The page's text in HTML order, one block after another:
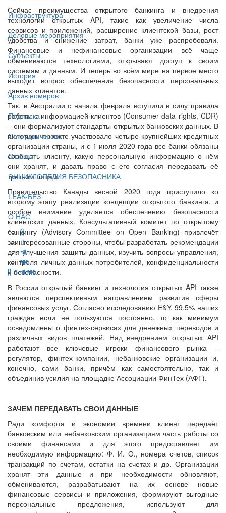
Инфраструктура
Деловые мероприятия
Субъекты
История
Архив номеров
Подписка
Сотрудничество
Отзывы
ЭНЦИКЛОПЕДИЯ БЕЗОПАСНИКА
LEAK-БЕЗ
О НАС
Сейчас преимущества открытого банкинга и внедрения
технологии открытых API, такие как увеличение числа
сервисов и приложений, расширение клиентской базы, рост
удобства и снижение затрат, банки уже распробовали.
Финансовые и нефинансовые организации всё чаще
обмениваются технологиями, открывают доступ к своим
системам и данным. И теперь во всём мире на первое место
выходит вопрос обеспечения безопасности персональных
данных клиентов.
Так, в Австралии с начала февраля вступили в силу правила
работы с информацией клиентов (Consumer data rights, CDR)
– они формализуют стандарты открытых банковских данных. В
пилотном проекте участвовало четыре крупнейших кредитных
организации страны, и с 1 июля 2020 года все банки обязаны
сообщать клиенту, какую персональную информацию о нём
они хранят, и давать право с его согласия передавать её
третьим лицам.
Правительство Канады весной 2020 года приступило ко
второму этапу реализации концепции открытого банкинга, и
особое внимание уделяется обеспечению безопасности
клиентских данных. Консультативный комитет по открытому
банкингу (Advisory Committee on Open Banking) привлечёт
заинтересованные стороны, чтобы разработать рекомендации
для улучшения защиты данных, изучить вопросы управления,
контроля личных данных потребителей, конфиденциальности
и безопасности.
В России открытый банкинг и технология открытых API также
являются перспективным направлением развития сферы
финансовых услуг. Согласно исследованию E&Y, 99,5% наших
граждан если не пользуются постоянно, то как минимум
осведомлены о финтех-сервисах для денежных переводов и
различных видов платежей. Над внедрением открытых API
работают все ключевые игроки финансового рынка –
регулятор, финтех-компании, небанковские организации и,
конечно, сами банки, причём как самостоятельно, так и
объединив усилия на площадке Ассоциации ФинТех (АФТ).
ЗАЧЕМ ПЕРЕДАВАТЬ СВОИ ДАННЫЕ
Ради комфорта и экономии времени клиент передаёт
банковским или небанковским организациям часть работы со
своими финансами и для этого предоставляет им
необходимую информацию: Ф. И. О., номера счетов, список
транзакций по счетам, остатки на счетах и др. Организации
хранят эти данные и при необходимости обновляют,
обмениваются, разрабатывают на их основе новые
финансовые сервисы и приложения, формируют выгодные
персональные предложения, используют для